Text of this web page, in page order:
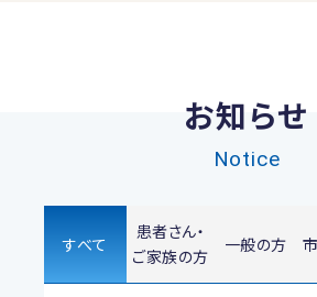
お知らせ
Notice
すべて
患者さん・
ご家族の方
一般の方